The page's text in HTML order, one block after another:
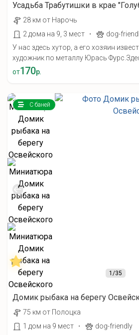
Усадьба Трабутишки в крае
28 км от Нарочь
2 дома на 9, 3 мест
· dog-
У нас здесь хутор, а его хозяин
художник по металлу Юрась
от170р.
1/35
С баней
Домик рыбака на берегу
75 км от Полоцка
1 дом на 9 мест
·
dog-friendly